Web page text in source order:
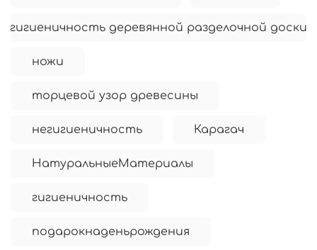
гигиеничность деревянной разделочной доски
ножи
торцевой узор древесины
негигиеничность Карагач
НатуральныеМатериалы
гигиеничность
подарокнаденьрождения